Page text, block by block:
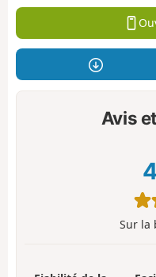
Avis
Sur la